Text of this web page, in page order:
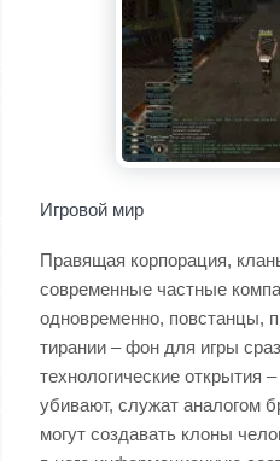
Игровой мир
Правящая корпорация,
современные частные
одновременно, повстанцы,
тирании – фон для игры
технологические открытия
убивают, служат аналогом
могут создавать клоны